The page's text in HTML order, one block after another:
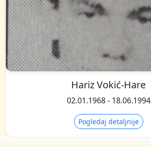
Hariz Vokić-Hare
02.01.1968 - 18.06.1994
Pogledaj detaljnije